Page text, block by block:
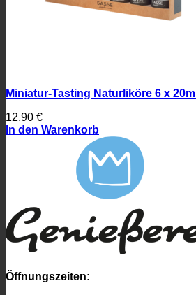
Miniatur-Tasting Naturliköre 6 x 20ml
12,90 €
In den Warenkorb
Öffnungszeiten: